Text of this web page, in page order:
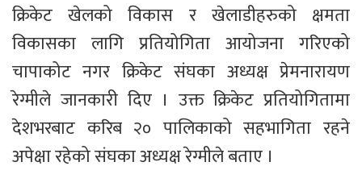
क्रिकेट खेलको विकास र खेलाडीहरुको क्षमता
विकासका लागि प्रतियोगिता आयोजना गरिएको
चापाकोट नगर क्रिकेट संघका अध्यक्ष प्रेमनारायण
रेग्मीले जानकारी दिए । उक्त क्रिकेट प्रतियोगितामा
देशभरबाट करिब २० पालिकाको सहभागिता रहने
अपेक्षा रहेको संघका अध्यक्ष रेग्मीले बताए ।